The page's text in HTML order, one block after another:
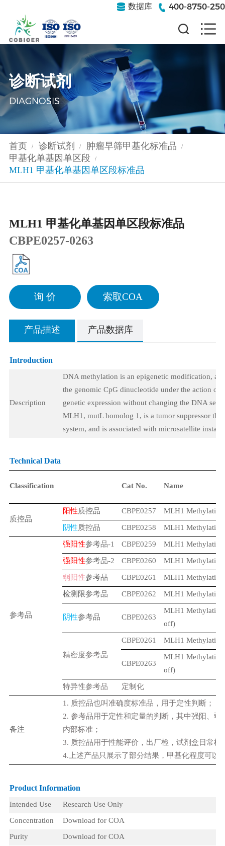
数据库 400-8750-250
诊断试剂
DIAGNOSIS
首页 / 诊断试剂 / 肿瘤早筛甲基化标准品 /
甲基化单基因单区段 /
MLH1 甲基化单基因单区段标准品
MLH1 甲基化单基因单区段标准品
CBPE0257-0263
询 价 索取COA
产品描述 产品数据库
Introduction
Description
DNA methylation is an epigenetic modification, a
the genomic CpG dinucleotide under the action of
genetic expression without changing the DNA
MLH1, mutL homolog 1, is a tumor suppressor
system, and is associated with microsatellite
Technical Data
Classification Cat No. Name
质控品
阳性质控品 CBPE0257 MLH1
阴性质控品 CBPE0258 MLH1
参考品
强阳性参考品-1 CBPE0259 MLH1 Methylation
强阳性参考品-2 CBPE0260 MLH1 Methylation
弱阳性参考品 CBPE0261 MLH1 Methylation
检测限参考品 CBPE0262 MLH1 Methylation
阴性参考品 CBPE0263
MLH1
off)
精密度参考品
CBPE0261 MLH1 Methylation
CBPE0263
MLH1
off)
特异性参考品 定制化
备注
1. 质控品也叫准确度标准品，用于定性判断；
2. 参考品用于定性和定量的判断，其中强阳、
内部标准；
3. 质控品用于性能评价，出厂检，试剂盒日常
4.上述产品只展示了部分结果，甲基化程度可以
Product Information
Intended Use
Research Use Only
Concentration
Download for COA
Purity
Download for COA